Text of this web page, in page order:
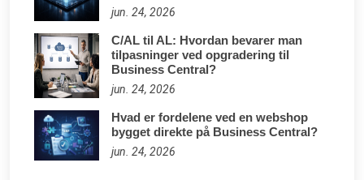
jun. 24, 2026
C/AL til AL: Hvordan bevarer man
tilpasninger ved opgradering til
Business Central?
jun. 24, 2026
Hvad er fordelene ved en webshop
bygget direkte på Business Central?
jun. 24, 2026